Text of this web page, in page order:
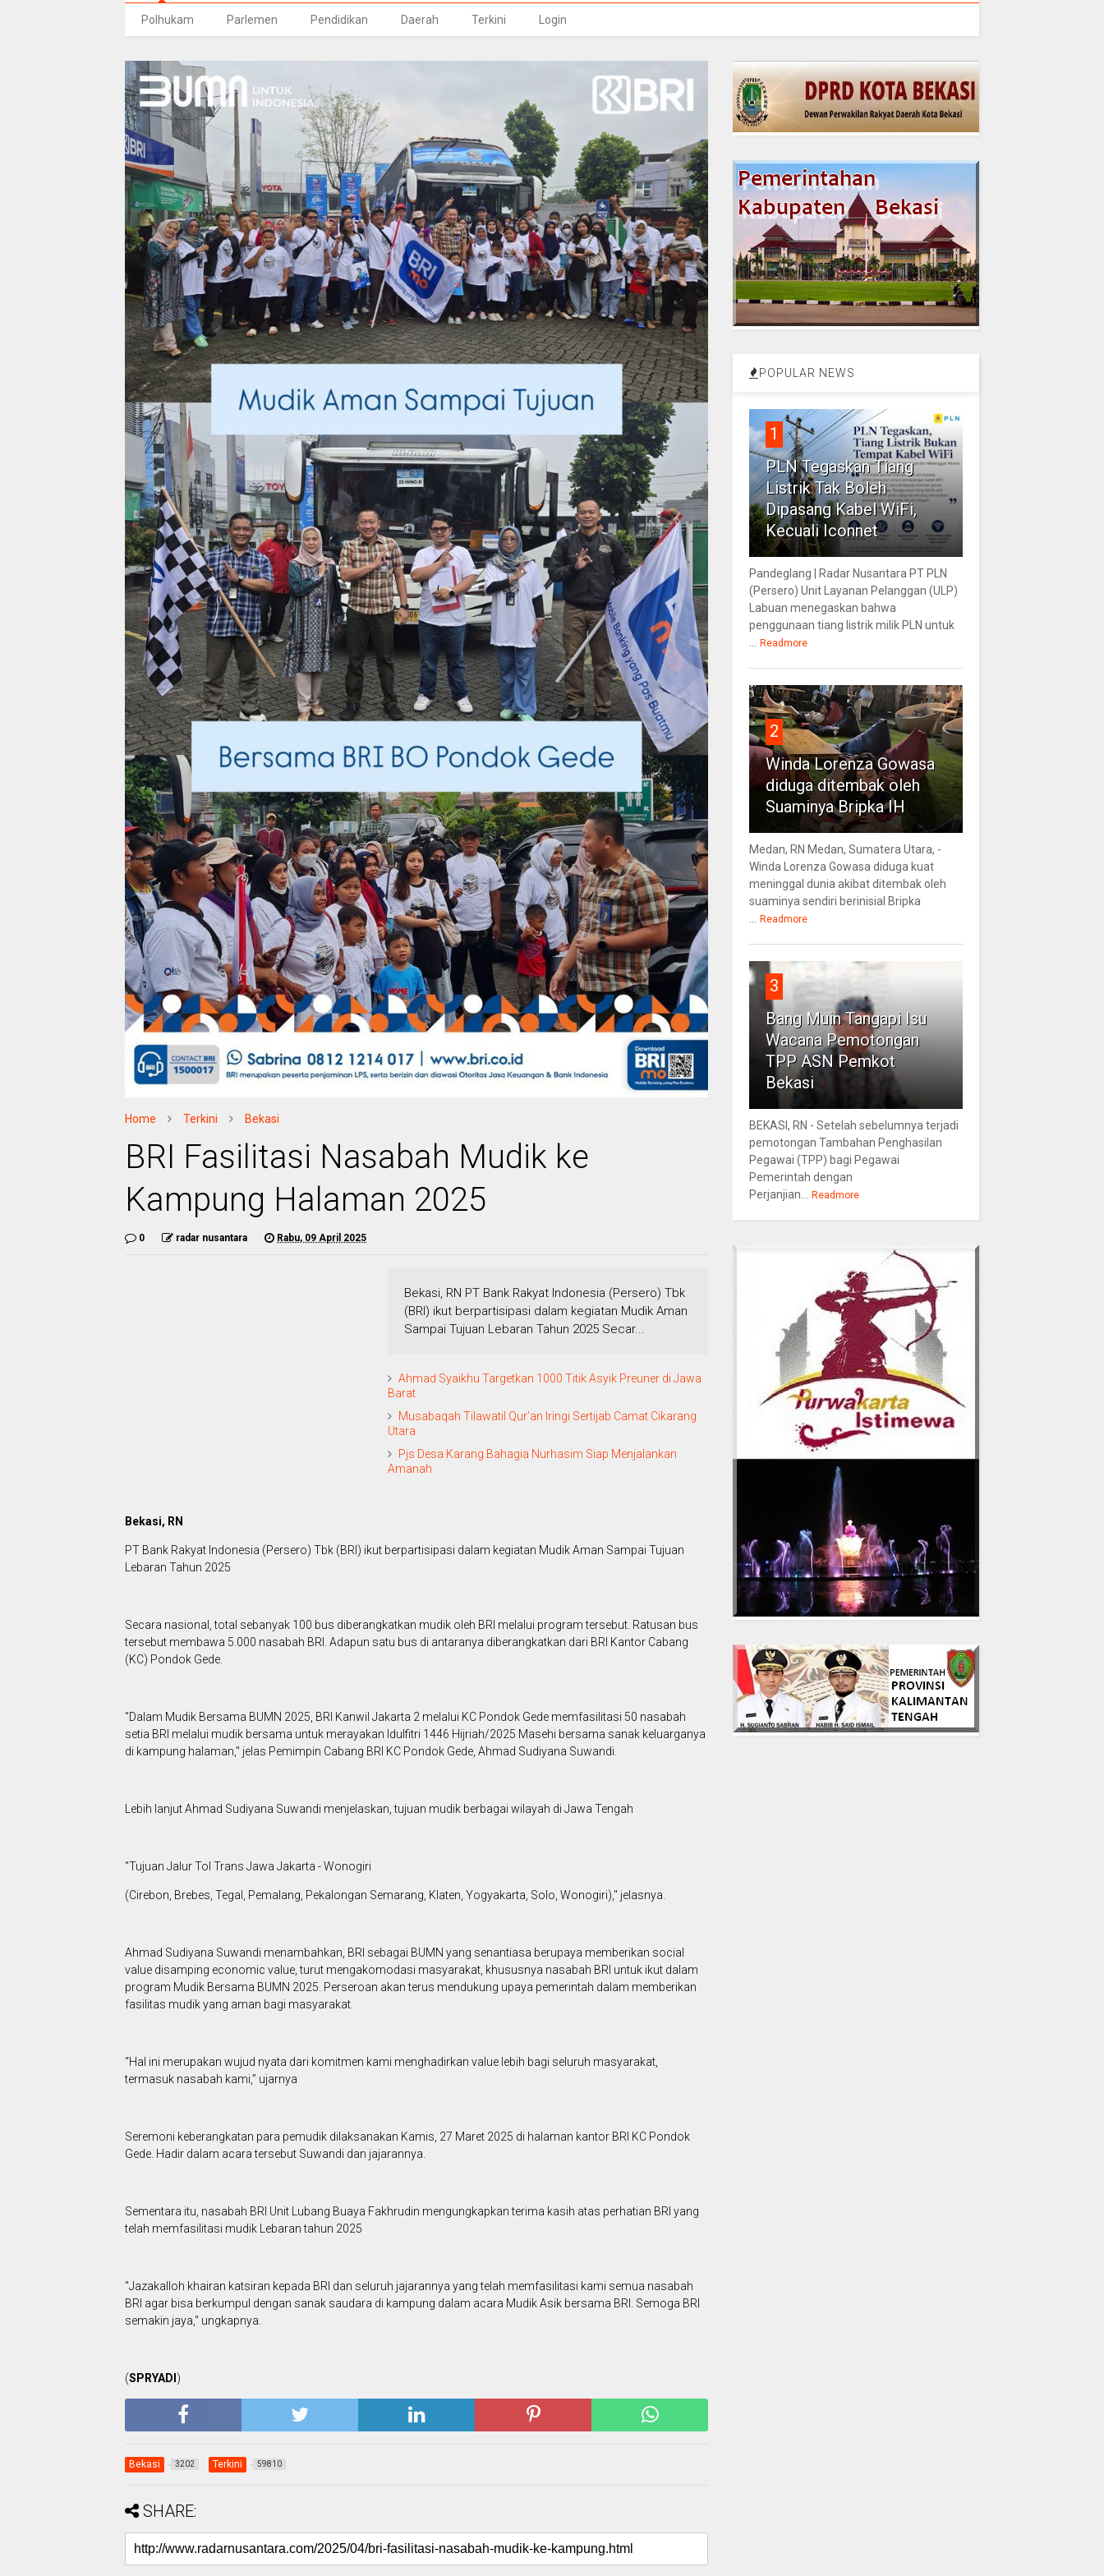
Polhukam Parlemen Pendidikan Daerah Terkini Login
Home Terkini Bekasi
BRI Fasilitasi Nasabah Mudik ke
Kampung Halaman 2025
0 radar nusantara Rabu, 09 April 2025
Bekasi, RN PT Bank Rakyat Indonesia (Persero) Tbk
(BRI) ikut berpartisipasi dalam kegiatan Mudik Aman
Sampai Tujuan Lebaran Tahun 2025 Secar...
Ahmad Syaikhu Targetkan 1000 Titik Asyik Preuner di Jawa
Barat
Musabaqah Tilawatil Qur’an Iringi Sertijab Camat Cikarang
Utara
Pjs Desa Karang Bahagia Nurhasim Siap Menjalankan
Amanah
Bekasi, RN
PT Bank Rakyat Indonesia (Persero) Tbk (BRI) ikut berpartisipasi dalam kegiatan Mudik Aman Sampai Tujuan
Lebaran Tahun 2025
Secara nasional, total sebanyak 100 bus diberangkatkan mudik oleh BRI melalui program tersebut. Ratusan bus
tersebut membawa 5.000 nasabah BRI. Adapun satu bus di antaranya diberangkatkan dari BRI Kantor Cabang
(KC) Pondok Gede.
"Dalam Mudik Bersama BUMN 2025, BRI Kanwil Jakarta 2 melalui KC Pondok Gede memfasilitasi 50 nasabah
setia BRI melalui mudik bersama untuk merayakan Idulfitri 1446 Hijriah/2025 Masehi bersama sanak keluarganya
di kampung halaman," jelas Pemimpin Cabang BRI KC Pondok Gede, Ahmad Sudiyana Suwandi.
Lebih lanjut Ahmad Sudiyana Suwandi menjelaskan, tujuan mudik berbagai wilayah di Jawa Tengah
"Tujuan Jalur Tol Trans Jawa Jakarta - Wonogiri
(Cirebon, Brebes, Tegal, Pemalang, Pekalongan Semarang, Klaten, Yogyakarta, Solo, Wonogiri)," jelasnya.
Ahmad Sudiyana Suwandi menambahkan, BRI sebagai BUMN yang senantiasa berupaya memberikan social
value disamping economic value, turut mengakomodasi masyarakat, khususnya nasabah BRI untuk ikut dalam
program Mudik Bersama BUMN 2025. Perseroan akan terus mendukung upaya pemerintah dalam memberikan
fasilitas mudik yang aman bagi masyarakat.
“Hal ini merupakan wujud nyata dari komitmen kami menghadirkan value lebih bagi seluruh masyarakat,
termasuk nasabah kami,” ujarnya
Seremoni keberangkatan para pemudik dilaksanakan Kamis, 27 Maret 2025 di halaman kantor BRI KC Pondok
Gede. Hadir dalam acara tersebut Suwandi dan jajarannya.
Sementara itu, nasabah BRI Unit Lubang Buaya Fakhrudin mengungkapkan terima kasih atas perhatian BRI yang
telah memfasilitasi mudik Lebaran tahun 2025
"Jazakalloh khairan katsiran kepada BRI dan seluruh jajarannya yang telah memfasilitasi kami semua nasabah
BRI agar bisa berkumpul dengan sanak saudara di kampung dalam acara Mudik Asik bersama BRI. Semoga BRI
semakin jaya," ungkapnya.
(SPRYADI )
Bekasi 3202 Terkini 59810
SHARE:
POPULAR NEWS
1
PLN Tegaskan Tiang
Listrik Tak Boleh
Dipasang Kabel WiFi,
Kecuali Iconnet
Pandeglang | Radar Nusantara PT PLN
(Persero) Unit Layanan Pelanggan (ULP)
Labuan menegaskan bahwa
penggunaan tiang listrik milik PLN untuk
Readmore
2
Winda Lorenza Gowasa
diduga ditembak oleh
Suaminya Bripka IH
Medan, RN Medan, Sumatera Utara, -
Winda Lorenza Gowasa diduga kuat
meninggal dunia akibat ditembak oleh
suaminya sendiri berinisial Bripka
Readmore
3
Bang Muin Tangapi Isu
Wacana Pemotongan
TPP ASN Pemkot
Bekasi
BEKASI, RN - Setelah sebelumnya terjadi
pemotongan Tambahan Penghasilan
Pegawai (TPP) bagi Pegawai
Pemerintah dengan
Perjanjian...
Readmore